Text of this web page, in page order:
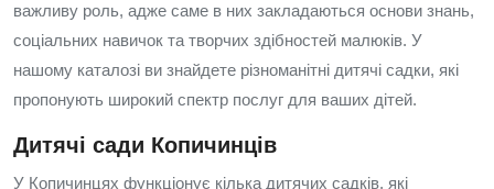
важливу роль, адже саме в них закладаються основи знань,
соціальних навичок та творчих здібностей малюків. У
нашому каталозі ви знайдете різноманітні дитячі садки, які
пропонують широкий спектр послуг для ваших дітей.
Дитячі сади Копичинців
У Копичинцях функціонує кілька дитячих садків, які